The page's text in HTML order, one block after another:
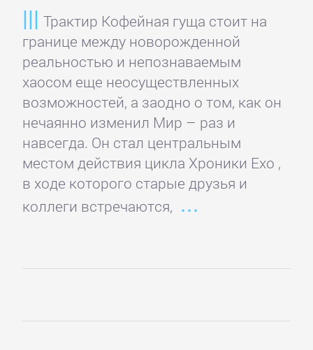
Трактир Кофейная гуща стоит на
границе между новорожденной
реальностью и непознаваемым
хаосом еще неосуществленных
возможностей, а заодно о том, как он
нечаянно изменил Мир – раз и
навсегда. Он стал центральным
местом действия цикла Хроники Ехо ,
в ходе которого старые друзья и
коллеги встречаются,
Сам
Спорт,
фитнес
Хобби,
Ремесла
Эротика,
Секс
драматургия